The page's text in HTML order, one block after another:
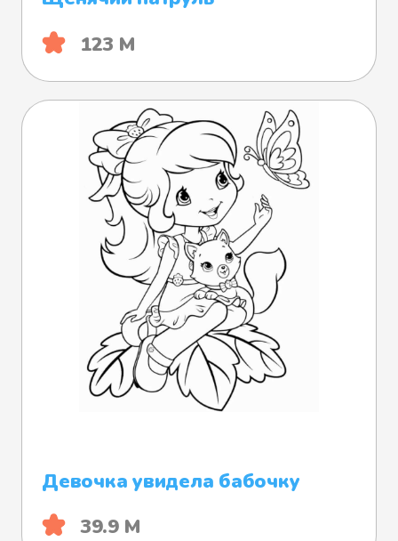
123 М
Девочка увидела бабочку
39.9 М